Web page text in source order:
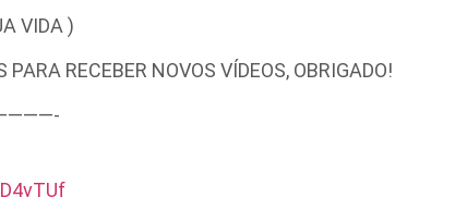
VIDA )
RECEBER NOVOS VÍDEOS, OBRIGADO!